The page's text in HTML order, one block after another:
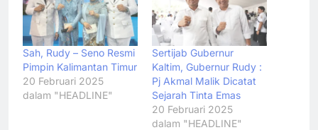
Sah, Rudy – Seno Resmi
Pimpin Kalimantan Timur
20 Februari 2025
dalam "HEADLINE"
Sertijab Gubernur
Kaltim, Gubernur Rudy :
Pj Akmal Malik Dicatat
Sejarah Tinta Emas
20 Februari 2025
dalam "HEADLINE"